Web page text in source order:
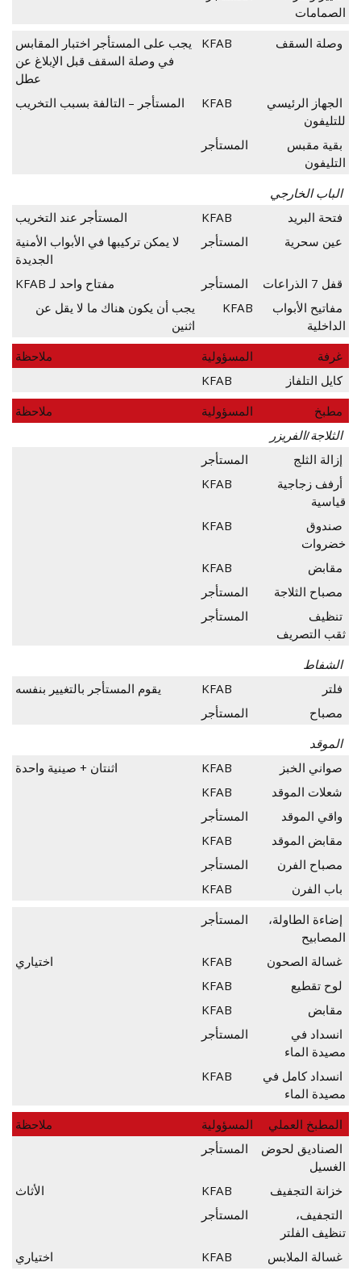
الصمامات
وصلة السقف KFAB
يجب على المستأجر اختبار المقابس
في وصلة السقف قبل الإبلاغ عن
عطل
الجهاز الرئيسي
للتليفون
KFAB المستأجر – التالفة بسبب التخريب
بقية مقبس
التليفون
المستأجر
الباب الخارجي
فتحة البريد
KFAB
المستأجر عند التخريب
عين سحرية
المستأجر
لا يمكن تركيبها في الأبواب الأمنية
الجديدة
قفل 7 الذراعات
المستأجر
مفتاح واحد لـ KFAB
مفاتيح الأبواب
الداخلية
KFAB
يجب أن يكون هناك ما لا يقل عن
اثنين
غرفة
المسؤولية
ملاحظة
كايل التلفاز
KFAB
مطبخ
المسؤولية
ملاحظة
الثلاجة/الفريزر
إزالة الثلج
المستأجر
أرفف زجاجية
قياسية
KFAB
صندوق
خضروات
KFAB
مقابض
KFAB
مصباح الثلاجة
المستأجر
تنظيف
ثقب التصريف
المستأجر
الشفاط
فلتر
KFAB
يقوم المستأجر بالتغيير بنفسه
مصباح
المستأجر
الموقد
صواني الخبز
KFAB
اثنتان + صينية واحدة
شعلات الموقد
KFAB
واقي الموقد
المستأجر
مقابض الموقد
KFAB
مصباح الفرن
المستأجر
باب الفرن
KFAB
إضاءة الطاولة،
المصابيح
المستأجر
غسالة الصحون KFAB
اختياري
لوح تقطيع
KFAB
مقابض
KFAB
انسداد في
مصيدة الماء
المستأجر
انسداد كامل في
مصيدة الماء
KFAB
المطبخ العملي المسؤولية
ملاحظة
الصناديق لحوض
الغسيل
المستأجر
خزانة التجفيف KFAB
الأثاث
التجفيف،
تنظيف الفلتر
المستأجر
غسالة الملابس KFAB اختياري